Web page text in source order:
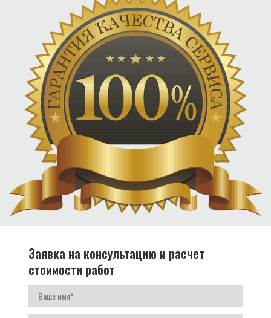
Заявка на консультацию и расчет
стоимости работ